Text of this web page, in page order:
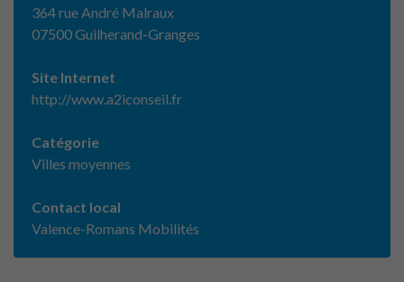
364 rue André Malraux
07500 Guilherand-Granges
Site Internet
http://www.a2iconseil.fr
Catégorie
Villes moyennes
Contact local
Valence-Romans Mobilités